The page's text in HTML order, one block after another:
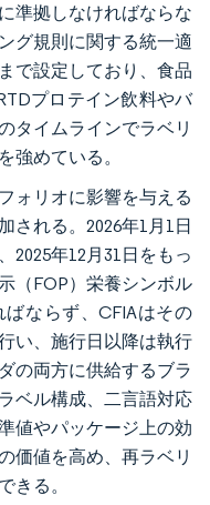
準拠しなければならな
グ規則に関する統一適
で設定しており、食品
プロテイン飲料やバ
タイムラインでラベリ
強めている。
ォリオに影響を与える
される。2026年1月1日
2025年12月31日をもっ
（FOP）栄養シンボル
ならず、CFIAはその
い、施行日以降は執行
の両方に供給するブラ
ベル構成、二言語対応
値やパッケージ上の効
価値を高め、再ラベリ
きる。